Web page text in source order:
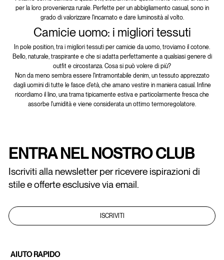
per la loro provenienza rurale. Perfette per un abbigliamento casual, sono in
grado di valorizzare l'incarnato e dare luminosità al volto.
Camicie uomo: i migliori tessuti
In pole position, tra i migliori tessuti per camicie da uomo, troviamo il cotone.
Bello, naturale, traspirante e che si adatta perfettamente a qualsiasi genere di
outfit e circostanza. Cosa si può volere di più?
Non da meno sembra essere l'intramontabile denim, un tessuto apprezzato
dagli uomini di tutte le fasce d'età, che amano vestire in maniera casual. Infine
ricordiamo il lino, una trama tipicamente estiva e particolarmente fresca che
assorbe l'umidità e viene considerata un ottimo termoregolatore.
ENTRA NEL NOSTRO CLUB
Iscriviti alla newsletter per ricevere ispirazioni di
stile e offerte esclusive via email.
ISCRIVITI
AIUTO RAPIDO